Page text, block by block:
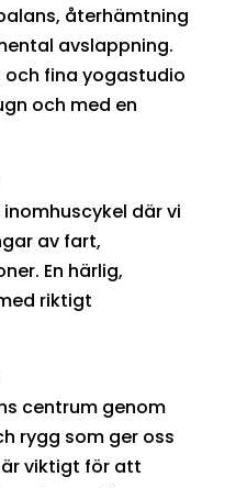
återhämtning
avslappning.
och fina yogastudio
och med en
där vi
av fart,
En härlig,
riktigt
centrum genom
rygg som ger oss
viktigt för att